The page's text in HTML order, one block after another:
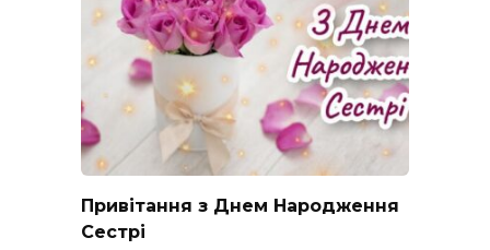
Привітання з Днем Народження
Сестрі